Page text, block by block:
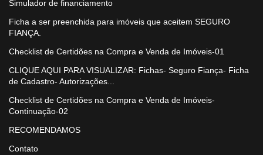
Simulador de financiamento
Ficha a ser preenchida para imóveis que aceitem SEGURO
FIANÇA.
Checklist de Certidões na Compra e Venda de Imóveis-01
CLIQUE AQUI PARA VISUALIZAR: Fichas- Seguro Fiança- Ficha
de Cadastro- Autorizações...
Checklist de Certidões na Compra e Venda de Imóveis-
Continuação-02
RECOMENDAMOS
Contato